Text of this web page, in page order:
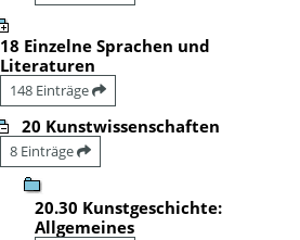
18 Einzelne Sprachen und
Literaturen
148 Einträge
20 Kunstwissenschaften
8 Einträge
20.30 Kunstgeschichte:
Allgemeines